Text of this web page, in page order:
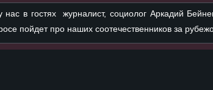
нас в гостях журналист, социолог Аркадий
пойдет про наших соотечественников за